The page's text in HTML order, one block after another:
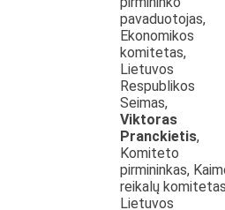
pavaduotojas,
Ekonomikos
komitetas,
Lietuvos
Respublikos
Seimas,
Viktoras
Pranckietis,
Komiteto
pirmininkas,
reikalų
Lietuvos